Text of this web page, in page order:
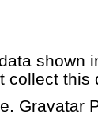
shown
this
Gravatar